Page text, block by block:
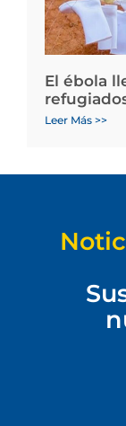
El ébola
Leer Más >>